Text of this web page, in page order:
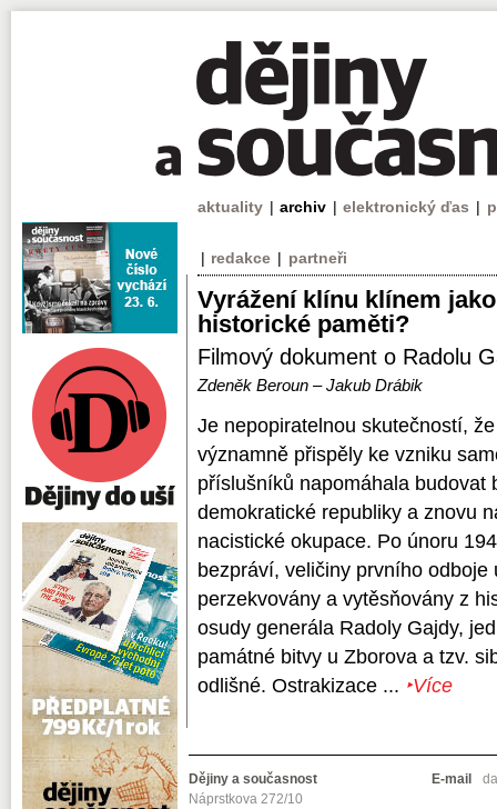
aktuality | archiv | elektronický ďas |
| redakce | partneři
Vyrážení klínu klínem
historické paměti?
Filmový dokument o Radolu
Zdeněk Beroun – Jakub Drábik
Je nepopiratelnou skutečností,
významně přispěly ke vzniku
příslušníků napomáhala budovat
demokratické republiky a znovu
nacistické okupace. Po únoru
bezpráví, veličiny prvního odboje
perzekvovány a vytěsňovány z
osudy generála Radoly Gajdy,
památné bitvy u Zborova a tzv.
odlišné. Ostrakizace ... ‣Více
Dějiny a současnost
Náprstkova 272/10
E-mail